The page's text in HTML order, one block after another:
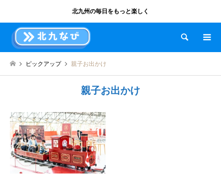
北九州の毎日をもっと楽しく
検索
ピックアップ 親子お出かけ
親子お出かけ